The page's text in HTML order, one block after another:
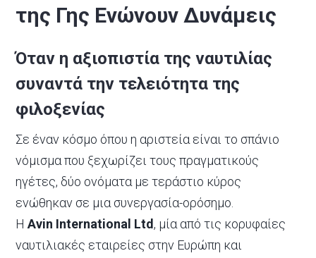
της Γης Ενώνουν Δυνάμεις
Όταν η αξιοπιστία της ναυτιλίας
συναντά την τελειότητα της
φιλοξενίας
Σε έναν κόσμο όπου η αριστεία είναι το σπάνιο
νόμισμα που ξεχωρίζει τους πραγματικούς
ηγέτες, δύο ονόματα με τεράστιο κύρος
ενώθηκαν σε μια συνεργασία-ορόσημο.
ΗAvin International Ltd, μία από τις κορυφαίες
ναυτιλιακές εταιρείες στην Ευρώπη και